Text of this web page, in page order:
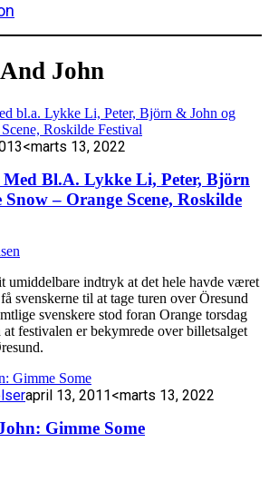
John
<marts 13, 2022
Bl.a. Lykke Li, Peter, Björn
– Orange Scene, Roskilde
umiddelbare indtryk at det hele havde været
svenskerne til at tage turen over Öresund
svenskere stod foran Orange torsdag
festivalen er bekymrede over billetsalget
april 13, 2011<marts 13, 2022
Gimme Some